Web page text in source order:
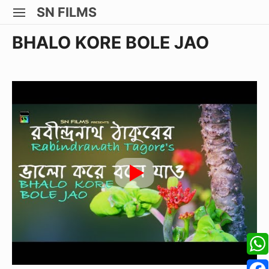
Skip
content
SN FILMS
SITE
BHALO KORE BOLE JAO
W